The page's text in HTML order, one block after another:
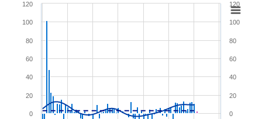
Combination chart with 4 data series.
View as data table, Chart
The chart has 1 X axis displaying XAxis.
The chart has 2 Y axes displaying YAxis and YAxis2.
0
20
40
60
80
100
120
0
20
40
60
80
100
120